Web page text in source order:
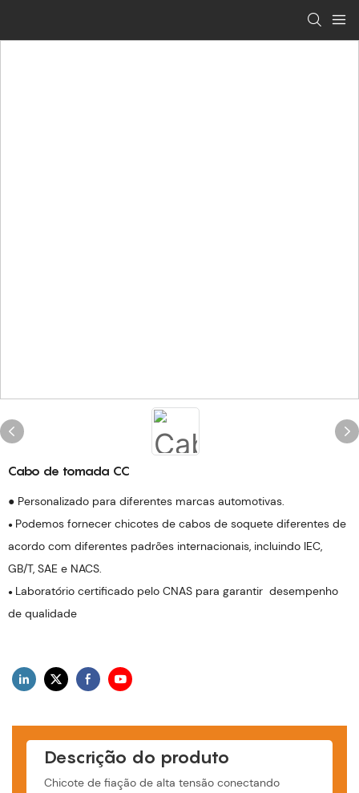
Cabo de tomada CC
● Personalizado para diferentes marcas automotivas.
● Podemos fornecer chicotes de cabos de soquete diferentes de
acordo com diferentes padrões internacionais, incluindo IEC,
GB/T, SAE e NACS.
● Laboratório certificado pelo CNAS para garantir desempenho
de qualidade
Descrição do produto
Chicote de fiação de alta tensão conectando